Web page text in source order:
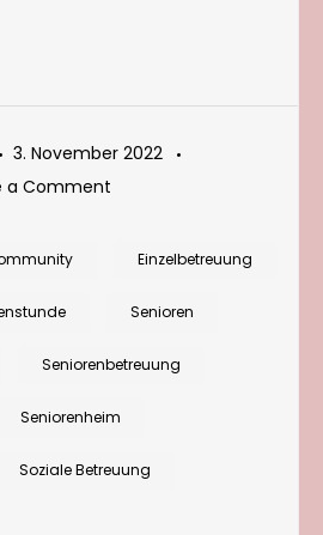
3. November 2022
a Comment
Frage
alle
zum
gewünscht?
Einzelbetreuung
Senioren
Seniorenbetreuung
Seniorenheim
Soziale Betreuung